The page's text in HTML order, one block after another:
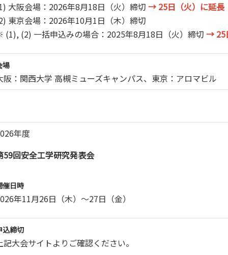
大阪会場：2026年8月18日（火）締切 → 25日（火）に延長
東京会場：2026年10月1日（木）締切
(1), (2) 一括申込みの場合：2025年8月18日（火）締切 → 25
場
阪：関西大学 高槻ミューズキャンパス、東京：アロマビル
年度
59回安全工学研究発表会
催日時
年11月26日（木）～27日（金）
込締切
記大会サイトよりご確認ください。